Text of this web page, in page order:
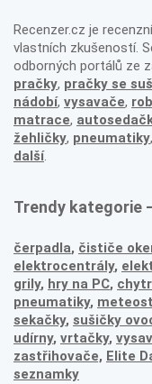
Recenzer.cz je
vlastních zkušeností.
odborných portálů ze
pračky, pračky se
nádobí, vysavače,
matrace,
žehličky, pneumatiky,
další.
Trendy kategorie
čerpadla, čističe
elektrocentrály,
grily, hry na PC,
pneumatiky,
sekačky, sušičky
udírny, vrtačky,
zastřihovače, Elite
seznamky